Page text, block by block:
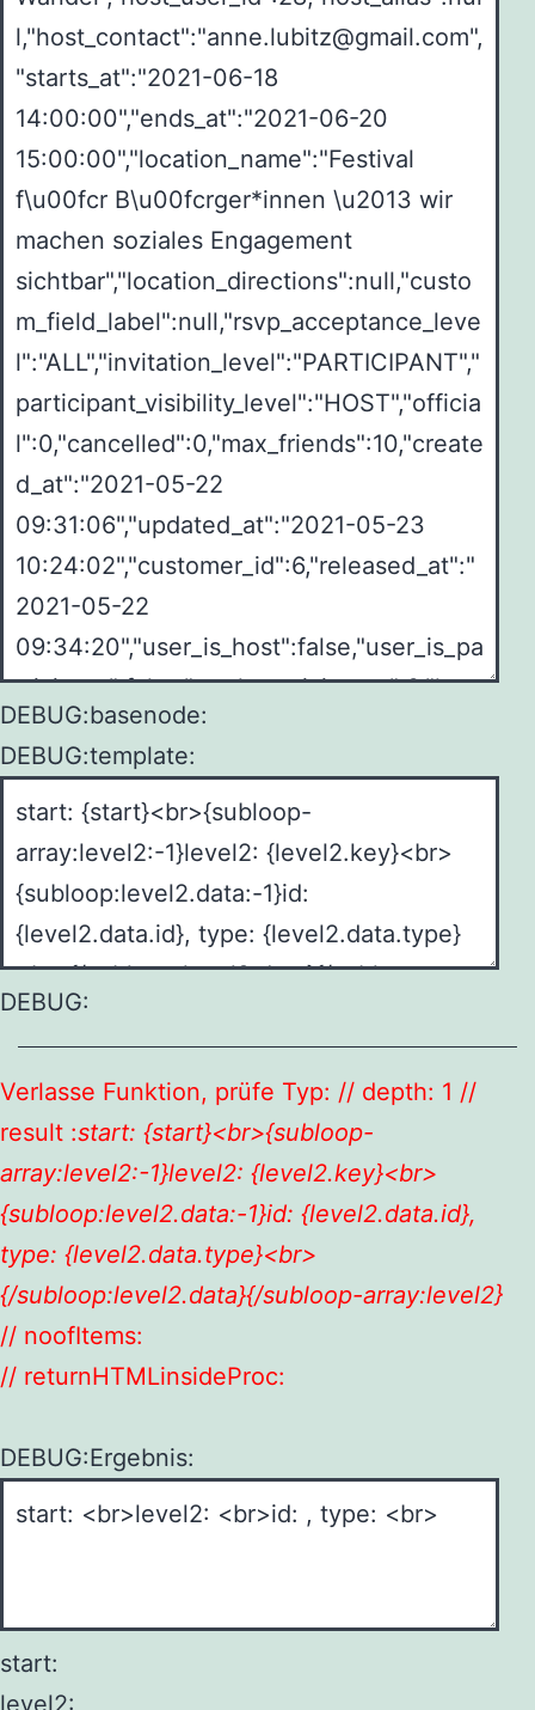
DEBUG:basenode:
DEBUG:template:
DEBUG:
Verlasse Funktion, prüfe Typ: // depth: 1 //
result :start: {start}<br>{subloop-
array:level2:-1}level2: {level2.key}<br>
{subloop:level2.data:-1}id: {level2.data.id},
type: {level2.data.type}<br>
{/subloop:level2.data}{/subloop-array:level2}
// noofItems:
// returnHTMLinsideProc:
DEBUG:Ergebnis:
start:
level2: